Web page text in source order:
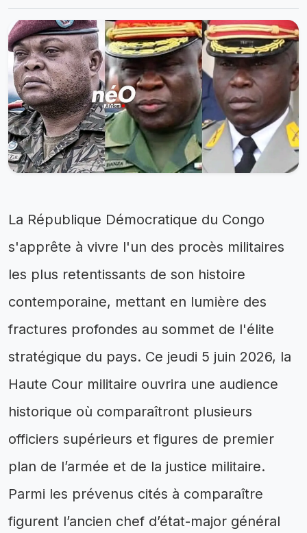
La République Démocratique du Congo
s'apprête à vivre l'un des procès militaires
les plus retentissants de son histoire
contemporaine, mettant en lumière des
fractures profondes au sommet de l'élite
stratégique du pays. Ce jeudi 5 juin 2026, la
Haute Cour militaire ouvrira une audience
historique où comparaîtront plusieurs
officiers supérieurs et figures de premier
plan de l’armée et de la justice militaire.
Parmi les prévenus cités à comparaître
figurent l’ancien chef d’état-major général